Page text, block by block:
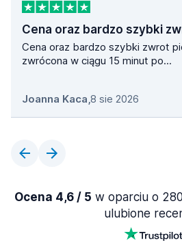
Cena oraz bardzo szybki
Cena oraz bardzo szybki zwrot
zwrócona w ciągu 15 minut po...
Joanna Kaca,8 sie 2026
Ocena 4,6 / 5 w oparciu o
ulubione